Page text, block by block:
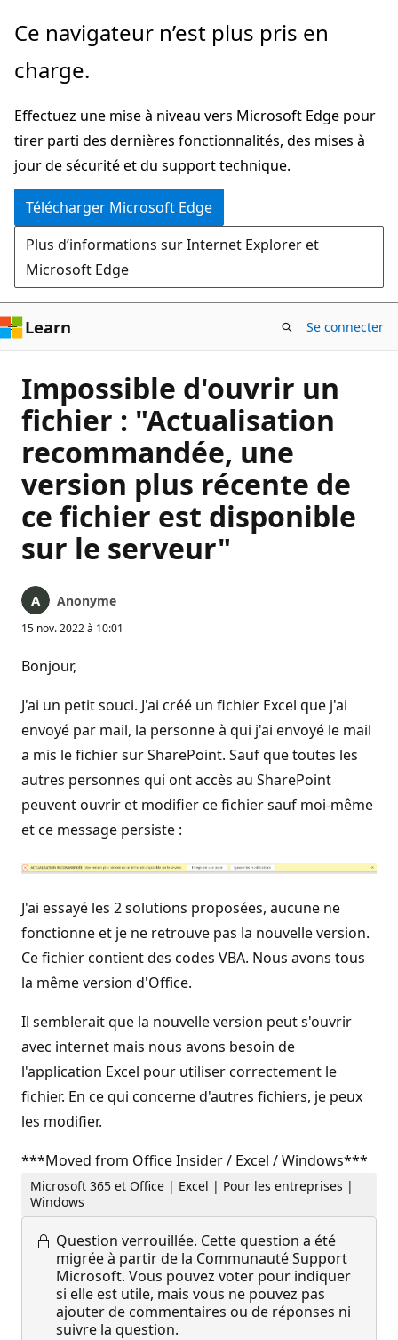
Passer
directement
au
principal
Ce navigateur n’est plus pris en
charge.
Effectuez une mise à niveau vers Microsoft Edge pour
tirer parti des dernières fonctionnalités, des mises à
jour de sécurité et du support technique.
Télécharger Microsoft Edge
Plus d’informations sur Internet Explorer et
Microsoft Edge
Learn Se connecter
Impossible d'ouvrir un
fichier : "Actualisation
recommandée, une
version plus récente de
ce fichier est disponible
sur le serveur"
Anonyme
15 nov. 2022 à 10:01
Bonjour,
J'ai un petit souci. J'ai créé un fichier Excel que j'ai
envoyé par mail, la personne à qui j'ai envoyé le mail
a mis le fichier sur SharePoint. Sauf que toutes les
autres personnes qui ont accès au SharePoint
peuvent ouvrir et modifier ce fichier sauf moi-même
et ce message persiste :
J'ai essayé les 2 solutions proposées, aucune ne
fonctionne et je ne retrouve pas la nouvelle version.
Ce fichier contient des codes VBA. Nous avons tous
la même version d'Office.
Il semblerait que la nouvelle version peut s'ouvrir
avec internet mais nous avons besoin de
l'application Excel pour utiliser correctement le
fichier. En ce qui concerne d'autres fichiers, je peux
les modifier.
***Moved from Office Insider / Excel / Windows***
Microsoft 365 et Office | Excel | Pour les entreprises |
Windows
Question verrouillée. Cette question a été
migrée à partir de la Communauté Support
Microsoft. Vous pouvez voter pour indiquer
si elle est utile, mais vous ne pouvez pas
ajouter de commentaires ou de réponses ni
suivre la question.